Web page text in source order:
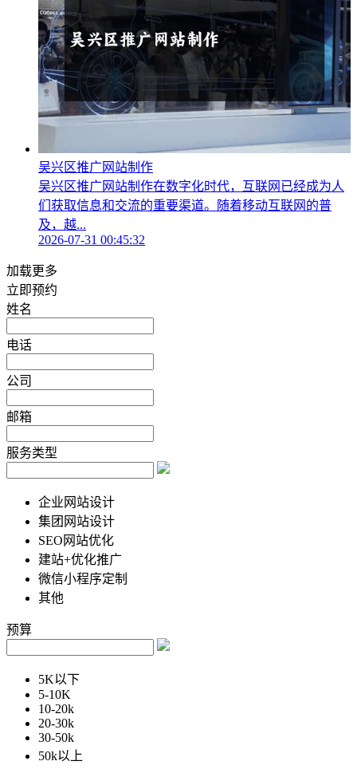
吴兴区推广网站制作
吴兴区推广网站制作在数字化时代，互联网已经成为人
们获取信息和交流的重要渠道。随着移动互联网的普
及，越...
2026-07-31 00:45:32
加载更多
立即预约
姓名
电话
公司
邮箱
服务类型
企业网站设计
集团网站设计
SEO网站优化
建站+优化推广
微信小程序定制
其他
预算
5K以下
5-10K
10-20k
20-30k
30-50k
50k以上